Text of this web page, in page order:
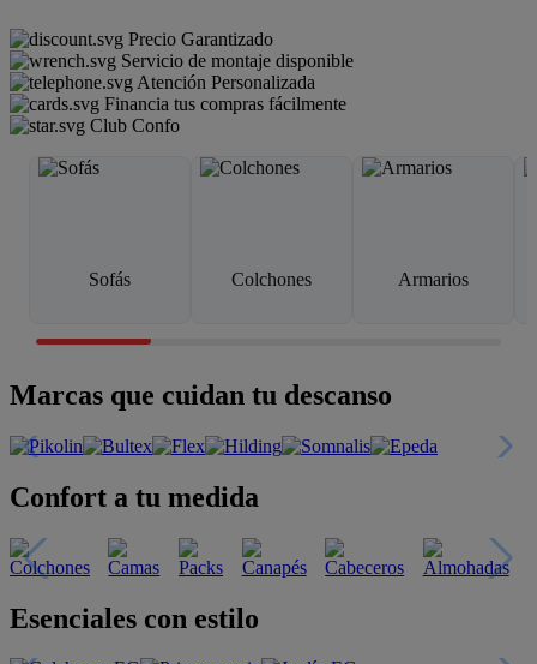
Precio Garantizado
Servicio de montaje disponible
Atención Personalizada
Financia tus compras fácilmente
Club Confo
Sofás Colchones Armarios
Marcas que cuidan tu descanso
Confort a tu medida
Esenciales con estilo